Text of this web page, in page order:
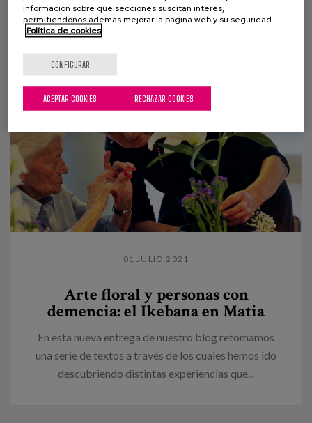
habitual en las demencias como es la pérdida de la
sensación de tener sed. Lo hacemos con una doble...
01 JULIO 2021
Arte floral y personas con
demencia: el Ikebana en Matia
En esta nueva entrega de nuestro blog retomamos
una serie de textos a través de los cuales hemos ido
descubriendo distintas experiencias que...
información sobre qué secciones suscitan interés,
permitiéndonos además mejorar la página web y su seguridad.
Política de cookies
CONFIGURAR
RECHAZAR COOKIES
ACEPTAR COOKIES